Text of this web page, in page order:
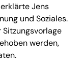
Jens
und Soziales.
werden,